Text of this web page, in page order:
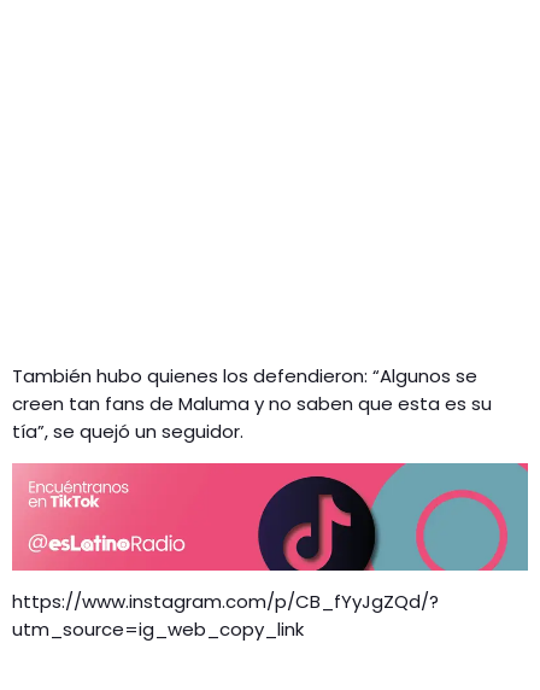
También hubo quienes los defendieron: “Algunos se
creen tan fans de Maluma y no saben que esta es su
tía”, se quejó un seguidor.
https://www.instagram.com/p/CB_fYyJgZQd/?
utm_source=ig_web_copy_link